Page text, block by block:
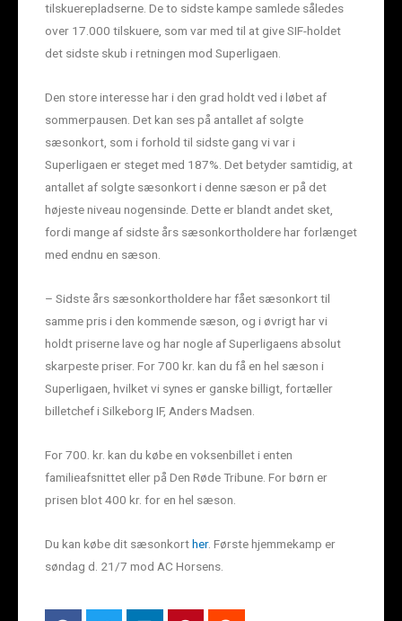
tilskuerepladserne. De to sidste kampe samlede således
over 17.000 tilskuere, som var med til at give SIF-holdet
det sidste skub i retningen mod Superligaen.
Den store interesse har i den grad holdt ved i løbet af
sommerpausen. Det kan ses på antallet af solgte
sæsonkort, som i forhold til sidste gang vi var i
Superligaen er steget med 187%. Det betyder samtidig, at
antallet af solgte sæsonkort i denne sæson er på det
højeste niveau nogensinde. Dette er blandt andet sket,
fordi mange af sidste års sæsonkortholdere har forlænget
med endnu en sæson.
– Sidste års sæsonkortholdere har fået sæsonkort til
samme pris i den kommende sæson, og i øvrigt har vi
holdt priserne lave og har nogle af Superligaens absolut
skarpeste priser. For 700 kr. kan du få en hel sæson i
Superligaen, hvilket vi synes er ganske billigt, fortæller
billetchef i Silkeborg IF, Anders Madsen.
For 700. kr. kan du købe en voksenbillet i enten
familieafsnittet eller på Den Røde Tribune. For børn er
prisen blot 400 kr. for en hel sæson.
Du kan købe dit sæsonkorther. Første hjemmekamp er
søndag d. 21/7 mod AC Horsens.